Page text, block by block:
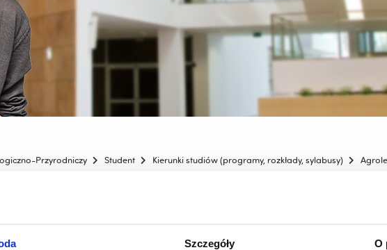
Szczegóły O
Przyrodniczy Student Kierunki studiów (programy, rozkłady, sylabusy)